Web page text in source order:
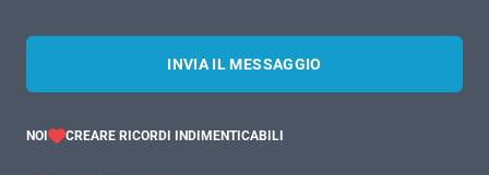
INVIA IL MESSAGGIO
NOI CREARE RICORDI INDIMENTICABILI